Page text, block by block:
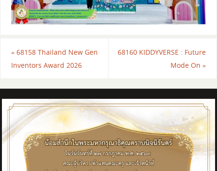
«68158 Thailand New Gen
Inventors Award 2026
68160 KIDDYVERSE : Future
Mode On»